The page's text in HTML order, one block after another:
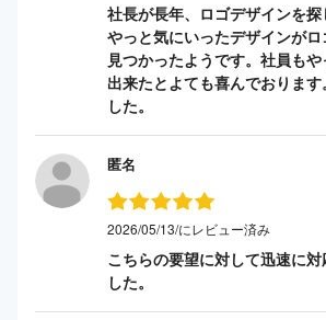
社長が長年、ロゴデザインを探
やっと気にいったデザインが
見つかったようです。社員も
出来たとよても喜んでおりま
した。
匿名
2026/05/13/にレビュー済み
こちらの要望に対して迅速に
した。